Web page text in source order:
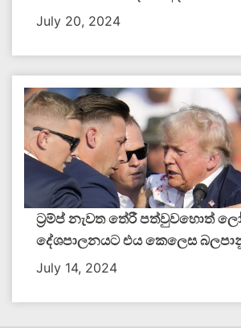
July 20, 2024
ට්‍රම්ප් නැවත තේරී පත්වුවහොත්
දේශපාලනයට එය කෙලෙස
July 14, 2024